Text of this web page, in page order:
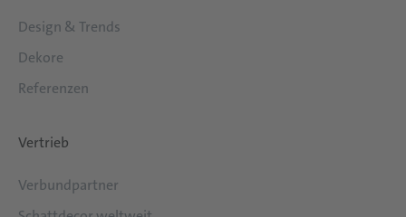
Design & Trends
Dekore
Referenzen
Vertrieb
Verbundpartner